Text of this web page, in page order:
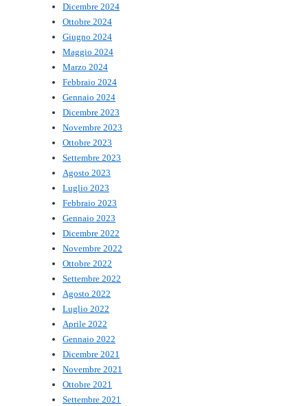
Dicembre 2024
Ottobre 2024
Giugno 2024
Maggio 2024
Marzo 2024
Febbraio 2024
Gennaio 2024
Dicembre 2023
Novembre 2023
Ottobre 2023
Settembre 2023
Agosto 2023
Luglio 2023
Febbraio 2023
Gennaio 2023
Dicembre 2022
Novembre 2022
Ottobre 2022
Settembre 2022
Agosto 2022
Luglio 2022
Aprile 2022
Gennaio 2022
Dicembre 2021
Novembre 2021
Ottobre 2021
Settembre 2021